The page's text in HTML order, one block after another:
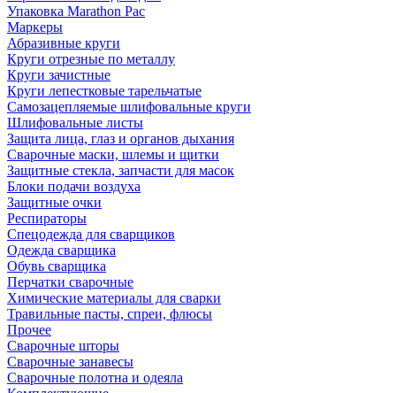
Упаковка Marathon Pac
Маркеры
Абразивные круги
Круги отрезные по металлу
Круги зачистные
Круги лепестковые тарельчатые
Самозацепляемые шлифовальные круги
Шлифовальные листы
Защита лица, глаз и органов дыхания
Сварочные маски, шлемы и щитки
Защитные стекла, запчасти для масок
Блоки подачи воздуха
Защитные очки
Респираторы
Спецодежда для сварщиков
Одежда сварщика
Обувь сварщика
Перчатки сварочные
Химические материалы для сварки
Травильные пасты, спреи, флюсы
Прочее
Сварочные шторы
Сварочные занавесы
Сварочные полотна и одеяла